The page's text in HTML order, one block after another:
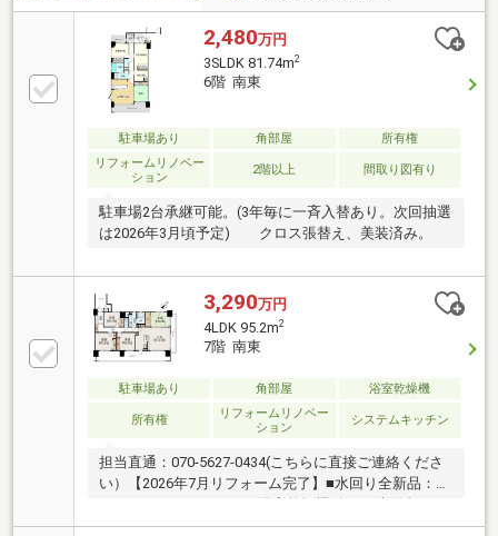
2,480万円
3SLDK 81.74m2
6階 南東
駐車場あり 角部屋
所有権
リフォームリノベー
ション
2階以上 間取り図有り
駐車場2台承継可能。(3年毎に一斉入替あり。次回抽選
は2026年3月頃予定) クロス張替え、美装済み。
3,290万円
4LDK 95.2m2
7階 南東
駐車場あり 角部屋 浴室乾燥機
所有権
リフォームリノベー
ション
システムキッチン
担当直通：070-5627-0434(こちらに直接ご連絡くださ
い）【2026年7月リフォーム完了】■水回り全新品：キ
イレ、防水パン■内装全般：全室クロス・フローリン